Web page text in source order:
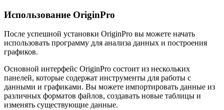
Использование OriginPro
После успешной установки OriginPro вы можете начать
использовать программу для анализа данных и построения
графиков.
Основной интерфейс OriginPro состоит из нескольких
панелей, которые содержат инструменты для работы с
данными и графиками. Вы можете импортировать данные из
различных форматов файлов, создавать новые таблицы и
изменять существующие данные.